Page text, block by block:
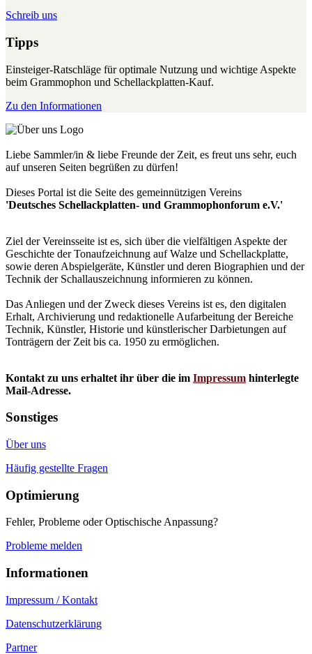
Schreib uns
Tipps
Einsteiger-Ratschläge für optimale Nutzung und wichtige Aspekte
beim Grammophon und Schellackplatten-Kauf.
Zu den Informationen
Liebe Sammler/in & liebe Freunde der Zeit, es freut uns sehr, euch
auf unseren Seiten begrüßen zu dürfen!
Dieses Portal ist die Seite des gemeinnützigen Vereins
'Deutsches Schellackplatten- und Grammophonforum e.V.'
Ziel der Vereinsseite ist es, sich über die vielfältigen Aspekte der
Geschichte der Tonaufzeichnung auf Walze und Schellackplatte,
sowie deren Abspielgeräte, Künstler und deren Biographien und der
Technik der Schallauszeichnung informieren zu können.
Das Anliegen und der Zweck dieses Vereins ist es, den digitalen
Erhalt, Archivierung und redaktionelle Aufarbeitung der Bereiche
Technik, Künstler, Historie und künstlerischer Darbietungen auf
Tonträgern der Zeit bis ca. 1950 zu ermöglichen.
Kontakt zu uns erhaltet ihr über die im Impressum hinterlegte
Mail-Adresse.
Sonstiges
Über uns
Häufig gestellte Fragen
Optimierung
Fehler, Probleme oder Optischische Anpassung?
Probleme melden
Informationen
Impressum / Kontakt
Datenschutzerklärung
Partner